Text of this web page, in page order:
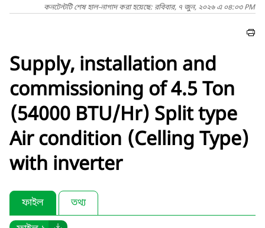
কনটেন্টটি শেষ হাল-নাগাদ করা হয়েছে: রবিবার, ৭ জুন, ২০২৬ এ ০৪:০৩ PM
Supply, installation and
commissioning of 4.5 Ton
(54000 BTU/Hr) Split type
Air condition (Celling Type)
with inverter
ফাইল
তথ্য